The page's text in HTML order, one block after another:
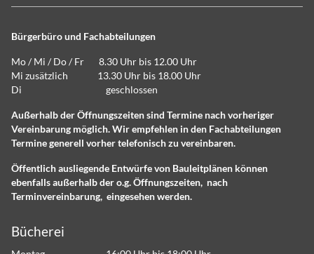
Bürgerbüro und Fachabteilungen
Mo / Mi / Do / Fr 8.30 Uhr bis 12.00 Uhr
Mi zusätzlich 13.30 Uhr bis 18.00 Uhr
Di geschlossen
Außerhalb der Öffnungszeiten sind Termine nach vorheriger
Vereinbarung möglich. Wir empfehlen in den Fachabteilungen
Termine generell vorher telefonisch zu vereinbaren.
Öffentlich ausliegende Entwürfe von Bauleitplänen können
ebenfalls außerhalb der o.g. Öffnungszeiten, nach
Terminvereinbarung, eingesehen werden.
Bücherei